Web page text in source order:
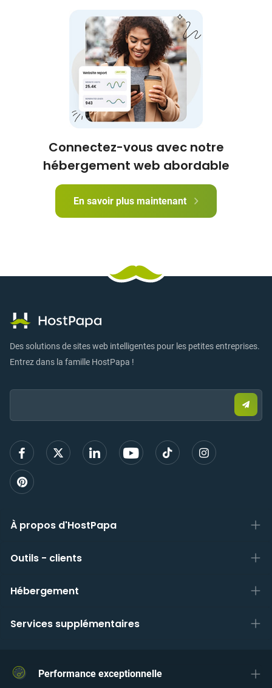
Connectez-vous avec notre
hébergement web abordable
En savoir plus maintenant
Des solutions de sites web intelligentes pour les petites entreprises.
Entrez dans la famille HostPapa !
Email:
un
mail
À propos d'HostPapa
Outils - clients
Hébergement
Services supplémentaires
Performance exceptionnelle